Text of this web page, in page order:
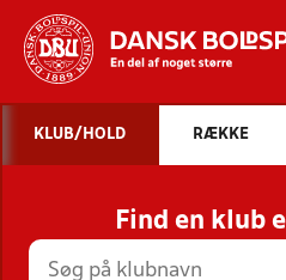
STILLINGER,
KLUB/HOLD RÆKKE
Find en klub